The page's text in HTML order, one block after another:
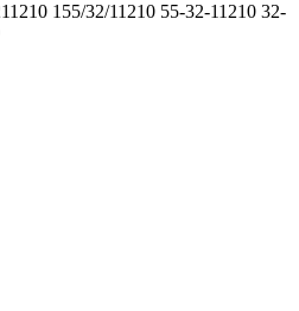
155/32/11210 55-32-11210 32-